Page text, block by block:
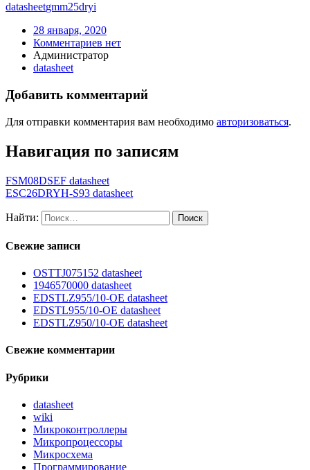
datasheetgmm25dryi
28 января, 2020
Комментариев нет
Администратор
datasheet
Добавить комментарий
Для отправки комментария вам необходимо авторизоваться.
Навигация по записям
FSM08DSEF datasheet
ESC26DRYH-S93 datasheet
Найти:
Свежие записи
OSTTJ075152 datasheet
1946570000 datasheet
EDSTLZ955/10-OE datasheet
EDSTL955/10-OE datasheet
EDSTLZ950/10-OE datasheet
Свежие комментарии
Рубрики
datasheet
wiki
Микроконтроллеры
Микропроцессоры
Микросхема
Программирование